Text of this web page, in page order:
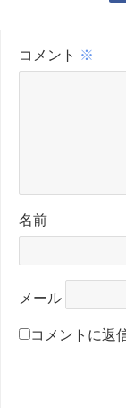
コメント ※
名前
メール
コメントに返